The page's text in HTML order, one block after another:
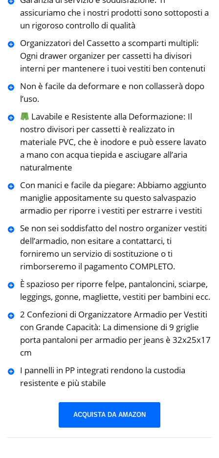
assicuriamo che i nostri prodotti sono sottoposti a
un rigoroso controllo di qualità
Organizzatori del Cassetto a scomparti multipli:
Ogni drawer organizer per cassetti ha divisori
interni per mantenere i tuoi vestiti ben contenuti
Non è facile da deformare e non collasserà dopo
l’uso.
Lavabile e Resistente alla Deformazione: Il
nostro divisori per cassetti è realizzato in
materiale PVC, che è inodore e può essere lavato
a mano con acqua tiepida e asciugare all’aria
naturalmente
Con manici e facile da piegare: Abbiamo aggiunto
maniglie appositamente su questo salvaspazio
armadio per riporre i vestiti per estrarre i vestiti
Se non sei soddisfatto del nostro organizer vestiti
dell’armadio, non esitare a contattarci, ti
forniremo un servizio di sostituzione o ti
rimborseremo il pagamento COMPLETO.
È spazioso per riporre felpe, pantaloncini, sciarpe,
leggings, gonne, magliette, vestiti per bambini ecc.
2 Confezioni di Organizzatore Armadio per Vestiti
con Grande Capacità: La dimensione di 9 griglie
porta pantaloni per armadio per jeans è 32x25x17
cm
I pannelli in PP integrati rendono la custodia
resistente e più stabile
ACQUISTA DA AMAZON